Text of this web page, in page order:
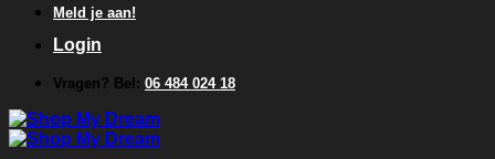
Meld je aan!
Login
Vragen? Bel: 06 484 024 18